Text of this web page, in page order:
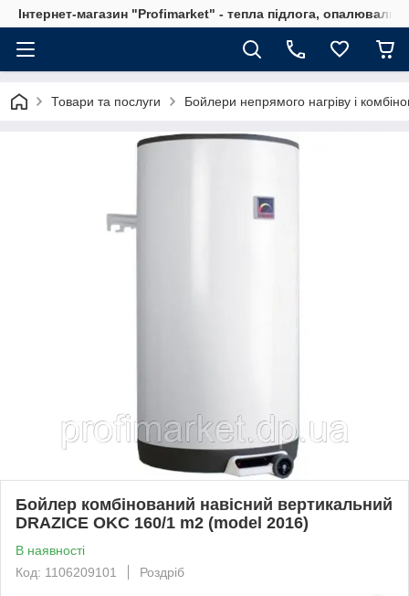
Інтернет-магазин "Profimarket" - тепла підлога,
Товари та послуги Бойлери непрямого нагріву і
Бойлер комбінований навісний вертикальний
DRAZICE OKC 160/1 m2 (model 2016)
В наявності
Код: 1106209101
Роздріб